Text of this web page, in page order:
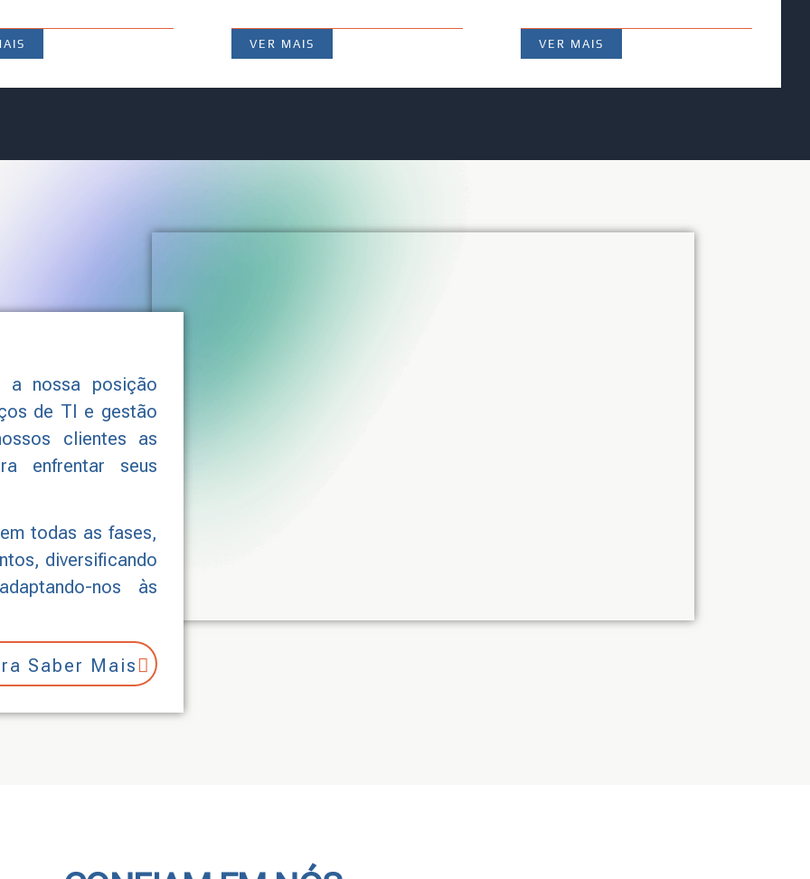
VER MAIS VER MAIS
a nossa posição
de TI e gestão
clientes as
enfrentar seus
todas as fases,
diversificando
nos às
Saber Mais